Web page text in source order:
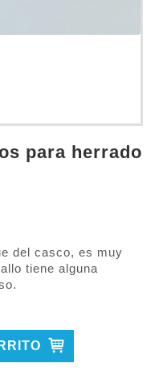
para herrado
del casco, es muy
tiene alguna